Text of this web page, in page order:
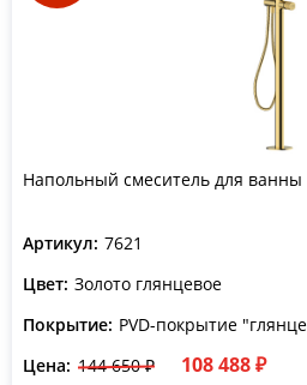
Напольный смеситель для ванны
Артикул: 7621
Цвет: Золото глянцевое
Покрытие: PVD-покрытие
Цена: 144 650 ₽ 108 488 ₽